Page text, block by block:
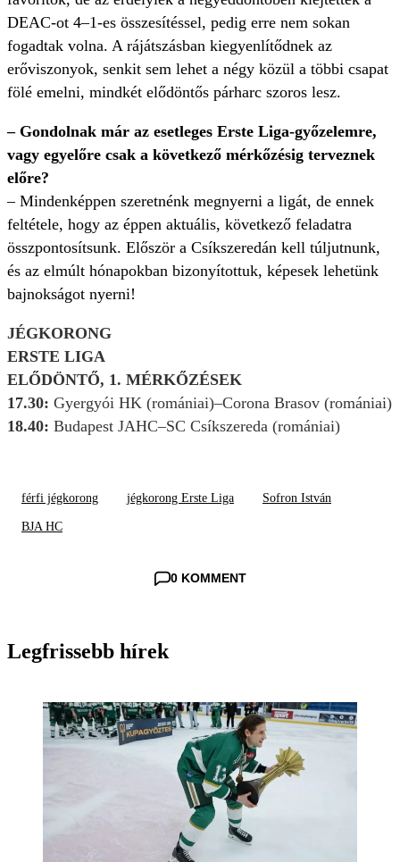
DEAC-ot 4–1-es összesítéssel, pedig erre nem sokan
fogadtak volna. A rájátszásban kiegyenlítődnek az
erőviszonyok, senkit sem lehet a négy közül a többi csapat
fölé emelni, mindkét elődöntős párharc szoros lesz.
– Gondolnak már az esetleges Erste Liga-győzelemre,
vagy egyelőre csak a következő mérkőzésig terveznek
előre?
– Mindenképpen szeretnénk megnyerni a ligát, de ennek
feltétele, hogy az éppen aktuális, következő feladatra
összpontosítsunk. Először a Csíkszeredán kell túljutnunk,
és az elmúlt hónapokban bizonyítottuk, képesek lehetünk
bajnokságot nyerni!
JÉGKORONG
ERSTE LIGA
ELŐDÖNTŐ, 1. MÉRKŐZÉSEK
17.30: Gyergyói HK (romániai)–Corona Brasov (romániai)
18.40: Budapest JAHC–SC Csíkszereda (romániai)
férfi jégkorong jégkorong Erste Liga Sofron István
BJA HC
0 KOMMENT
Legfrissebb hírek